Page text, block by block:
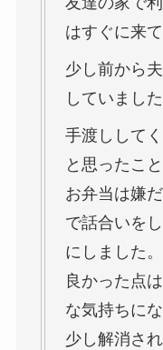
はすぐに来
少し前から
していました
手渡しして
と思ったこ
お弁当は嫌
で話合いを
にしました。
良かった点
な気持ちに
少し解消され